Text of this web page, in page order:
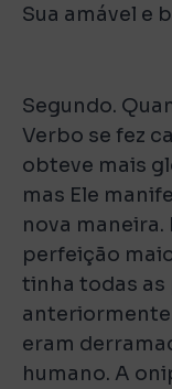
Sua amável e
Segundo.
Verbo se fez
obteve mais
mas Ele
nova maneira.
perfeição
tinha todas as
eram
humano. A